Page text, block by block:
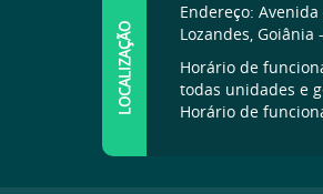
LOCALIZAÇÃO
Endereço: Avenida
Lozandes, Goiânia
Horário de
todas unidades e
Horário de